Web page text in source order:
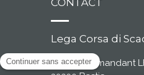
CONTACT
Lega Corsa di
2, rue Commandant